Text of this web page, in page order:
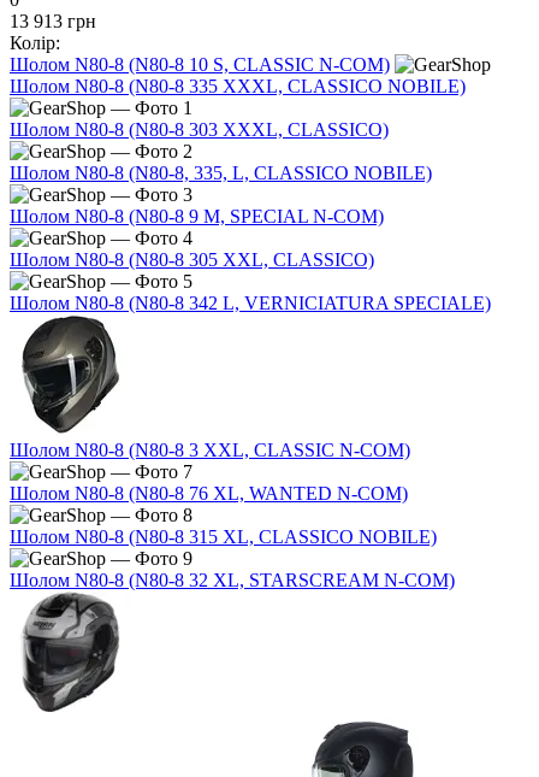
13 913 грн
Колір:
Шолом N80-8 (N80-8 10 S, CLASSIC N-COM)
Шолом N80-8 (N80-8 335 XXXL, CLASSICO NOBILE)
Шолом N80-8 (N80-8 303 XXXL, CLASSICO)
Шолом N80-8 (N80-8, 335, L, CLASSICO NOBILE)
Шолом N80-8 (N80-8 9 M, SPECIAL N-COM)
Шолом N80-8 (N80-8 305 XXL, CLASSICO)
Шолом N80-8 (N80-8 342 L, VERNICIATURA SPECIALE)
Шолом N80-8 (N80-8 3 XXL, CLASSIC N-COM)
Шолом N80-8 (N80-8 76 XL, WANTED N-COM)
Шолом N80-8 (N80-8 315 XL, CLASSICO NOBILE)
Шолом N80-8 (N80-8 32 XL, STARSCREAM N-COM)